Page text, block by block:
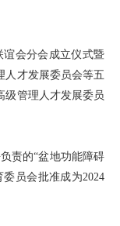
谊会分会成立仪式暨
人才发展委员会等五
级管理人才发展委员
责的“盆地功能障碍
员会批准成为2024